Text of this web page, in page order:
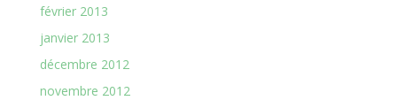
février 2013
janvier 2013
décembre 2012
novembre 2012